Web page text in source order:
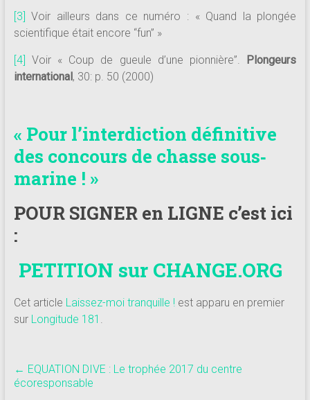
[3] Voir ailleurs dans ce numéro : « Quand la plongée
scientifique était encore “fun” »
[4] Voir « Coup de gueule d’une pionnière”. Plongeurs
international, 30: p. 50 (2000)
« Pour l’interdiction définitive
des concours de chasse sous‐
marine ! »
POUR SIGNER en LIGNE c’est ici
:
PETITION sur CHANGE.ORG
Cet article Laissez-moi tranquille !est apparu en premier
sur Longitude 181 .
← EQUATION DIVE : Le trophée 2017 du centre
écoresponsable